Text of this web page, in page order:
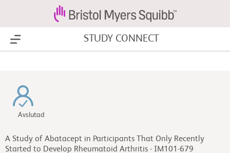
Show Menu STUDY CONNECT
Avslutad
A Study of Abatacept in Participants That Only Recently
Started to Develop Rheumatoid Arthritis - IM101-679